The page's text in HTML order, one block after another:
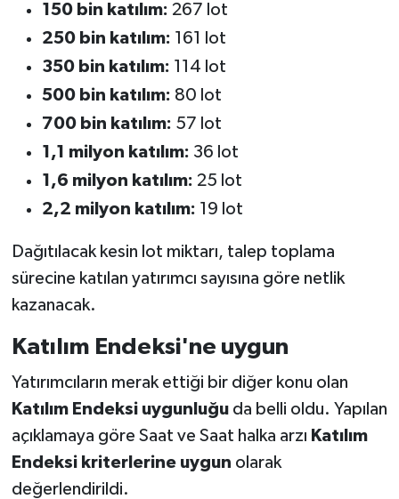
150 bin katılım: 267 lot
250 bin katılım: 161 lot
350 bin katılım: 114 lot
500 bin katılım: 80 lot
700 bin katılım: 57 lot
1,1 milyon katılım: 36 lot
1,6 milyon katılım: 25 lot
2,2 milyon katılım: 19 lot
Dağıtılacak kesin lot miktarı, talep toplama
sürecine katılan yatırımcı sayısına göre netlik
kazanacak.
Katılım Endeksi'ne uygun
Yatırımcıların merak ettiği bir diğer konu olan
Katılım Endeksi uygunluğuda belli oldu. Yapılan
açıklamaya göre Saat ve Saat halka arzı Katılım
Endeksi kriterlerine uygun olarak
değerlendirildi.